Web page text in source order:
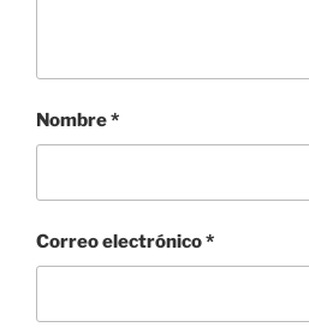
Nombre*
Correo electrónico*